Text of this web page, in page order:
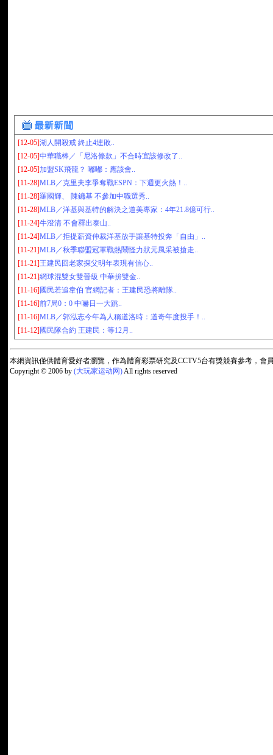
[12-05]湖人開殺戒 終止4連敗..
[12-05]中華職棒／「尼洛條款」不合時宜該修改了..
[12-05]加盟SK飛龍？ 嘟嘟：應該會..
[11-28]MLB／克里夫李爭奪戰ESPN：下週更火熱！..
[11-28]羅國輝、 陳鏞基 不參加中職選秀..
[11-28]MLB／洋基與基特的解決之道美專家：4年21.8億可行..
[11-24]牛澄清 不會釋出泰山..
[11-24]MLB／拒提薪資仲裁洋基放手讓基特投奔「自由」..
[11-21]MLB／秋季聯盟冠軍戰熱鬧怪力狀元風采被搶走..
[11-21]王建民回老家探父明年表現有信心..
[11-21]網球混雙女雙晉級 中華拚雙金..
[11-16] 國民若追韋伯 官網記者：王建民恐將離隊..
[11-16]前7局0：0 中嚇日一大跳..
[11-16]MLB／郭泓志今年為人稱道洛時：道奇年度投手！..
[11-12] 國民隊合約 王建民：等12月..
本網資訊僅供體育愛好者瀏覽，作為體育彩票研究及CCTV5台有獎競賽參考，
Copyright © 2006 by (大玩家运动网)All rights reserved